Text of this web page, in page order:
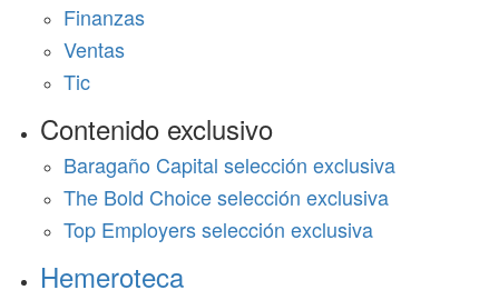
Finanzas
Ventas
Tic
Contenido exclusivo
Baragaño Capital selección exclusiva
The Bold Choice selección exclusiva
Top Employers selección exclusiva
Hemeroteca